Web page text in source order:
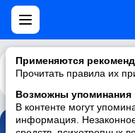
Применяются
Прочитать правила их
Возможны упоминания
В контенте могут
информация.
Каталог